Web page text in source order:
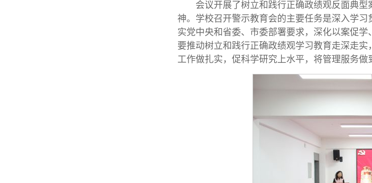
会议开展了树立和践行正确政绩观反面典
神。学校召开警示教育会的主要任务是深入学
实党中央和省委、市委部署要求，深化以案促
要推动树立和践行正确政绩观学习教育走深走
工作做扎实，促科学研究上水平，将管理服务做